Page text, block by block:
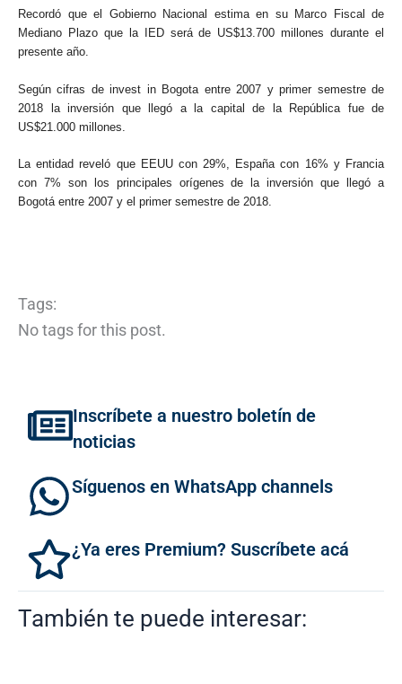
Recordó que el Gobierno Nacional estima en su Marco Fiscal de
Mediano Plazo que la IED será de US$13.700 millones durante el
presente año.
Según cifras de invest in Bogota entre 2007 y primer semestre de
2018 la inversión que llegó a la capital de la República fue de
US$21.000 millones.
La entidad reveló que EEUU con 29%, España con 16% y Francia
con 7% son los principales orígenes de la inversión que llegó a
Bogotá entre 2007 y el primer semestre de 2018.
Tags:
No tags for this post.
Inscríbete a nuestro boletín de
noticias
Síguenos en WhatsApp channels
¿Ya eres Premium? Suscríbete acá
También te puede interesar: